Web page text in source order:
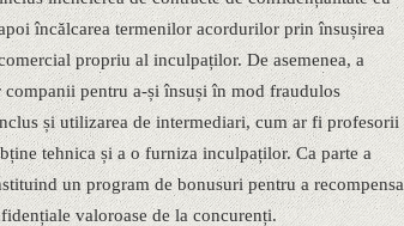
încălcarea termenilor acordurilor prin însușirea
propriu al inculpaților. De asemenea, a
pentru a-și însuși în mod fraudulos
și utilizarea de intermediari, cum ar fi profesorii
tehnica și a o furniza inculpaților. Ca parte a
un program de bonusuri pentru a recompensa
valoroase de la concurenți.